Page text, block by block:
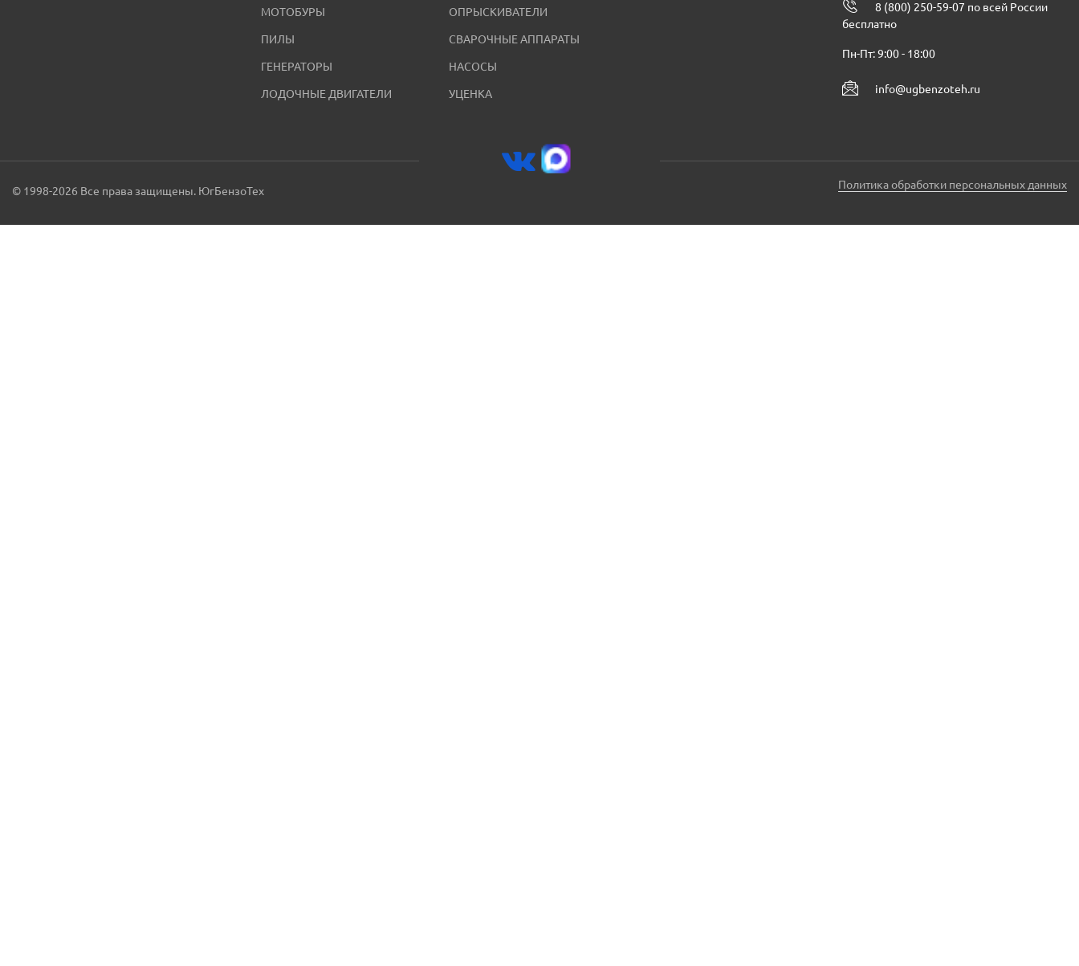
МОТОБУРЫ
ПИЛЫ
ГЕНЕРАТОРЫ
ЛОДОЧНЫЕ ДВИГАТЕЛИ
ОПРЫСКИВАТЕЛИ
СВАРОЧНЫЕ АППАРАТЫ
НАСОСЫ
УЦЕНКА
8 (800) 250-59-07 по всей России
бесплатно
Пн-Пт: 9:00 - 18:00
info@ugbenzoteh.ru
© 1998-2026 Все права защищены. ЮгБензоТех Политика обработки персональных данных